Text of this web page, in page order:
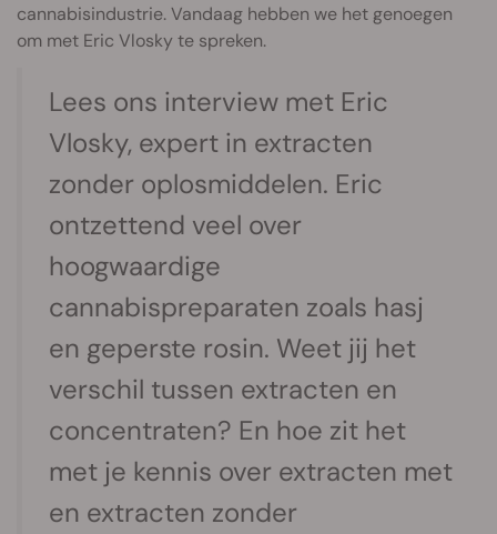
cannabisindustrie. Vandaag hebben we het genoegen
om met Eric Vlosky te spreken.
Lees ons interview met Eric
Vlosky, expert in extracten
zonder oplosmiddelen. Eric
ontzettend veel over
hoogwaardige
cannabispreparaten zoals hasj
en geperste rosin. Weet jij het
verschil tussen extracten en
concentraten? En hoe zit het
met je kennis over extracten met
en extracten zonder